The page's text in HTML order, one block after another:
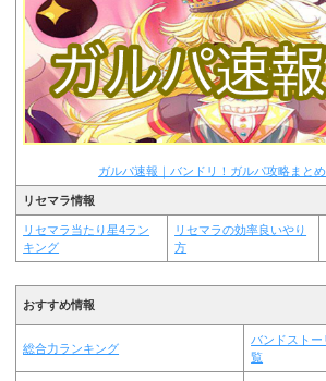
ガルパ速報｜バンドリ！ガルパ攻略まと
リセマラ情報
リセマラ当たり星4ラン
キング
リセマラの効率良いやり
方
おすすめ情報
総合力ランキング
バンドスト
覧